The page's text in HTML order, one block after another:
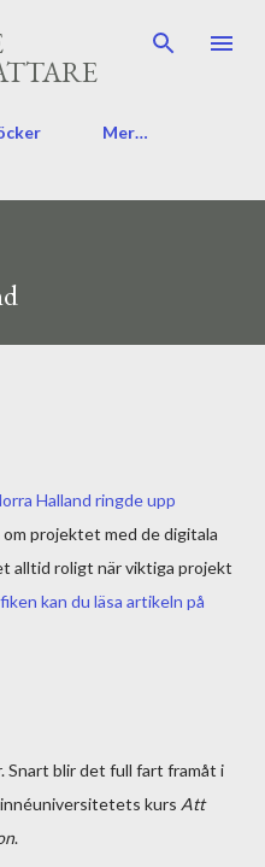
Mer…
Halland ringde upp
projektet med de digitala
alltid roligt när viktiga projekt
kan du läsa artikeln på
Snart blir det full fart framåt i
kurs Att
.